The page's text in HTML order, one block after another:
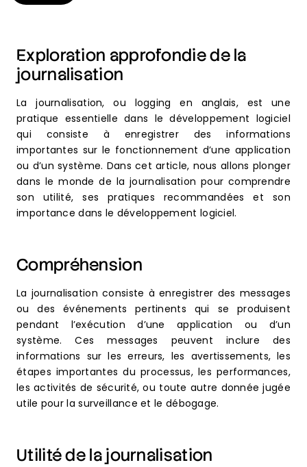
Exploration approfondie de la
journalisation
La journalisation, ou logging en anglais, est une
pratique essentielle dans le développement logiciel
qui consiste à enregistrer des informations
importantes sur le fonctionnement d’une application
ou d’un système. Dans cet article, nous allons plonger
dans le monde de la journalisation pour comprendre
son utilité, ses pratiques recommandées et son
importance dans le développement logiciel.
Compréhension
La journalisation consiste à enregistrer des messages
ou des événements pertinents qui se produisent
pendant l’exécution d’une application ou d’un
système. Ces messages peuvent inclure des
informations sur les erreurs, les avertissements, les
étapes importantes du processus, les performances,
les activités de sécurité, ou toute autre donnée jugée
utile pour la surveillance et le débogage.
Utilité de la journalisation